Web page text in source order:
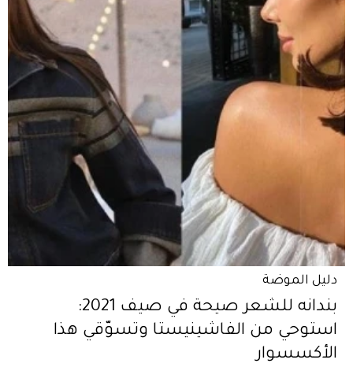
دليل الموضة
بندانه للشعر صيحة في صيف 2021:
استوحي من الفاشينيستا وتسوّقي هذا
الأكسسوار